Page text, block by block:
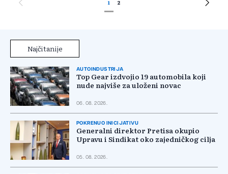
1 2
Najčitanije
AUTOINDUSTRIJA
Top Gear izdvojio 19 automobila koji
nude najviše za uloženi novac
06. 08. 2026.
POKRENUO INICIJATIVU
Generalni direktor Pretisa okupio
Upravu i Sindikat oko zajedničkog cilja
05. 08. 2026.